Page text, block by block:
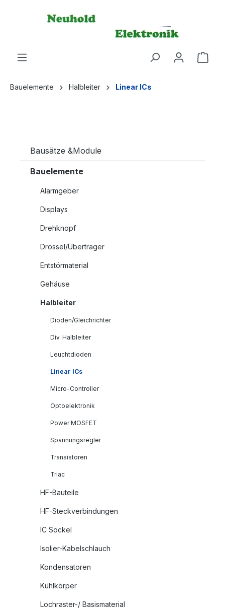
Bauelemente Halbleiter Linear ICs
Bausätze &Module
Bauelemente
Alarmgeber
Displays
Drehknopf
Drossel/Übertrager
Entstörmaterial
Gehäuse
Halbleiter
Dioden/Gleichrichter
Div. Halbleiter
Leuchtdioden
Linear ICs
Micro-Controller
Optoelektronik
Power MOSFET
Spannungsregler
Transistoren
Triac
HF-Bauteile
HF-Steckverbindungen
IC Sockel
Isolier-Kabelschlauch
Kondensatoren
Kühlkörper
Lochraster-/ Basismaterial